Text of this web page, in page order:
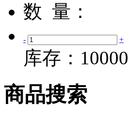
数 量：
- +
库存： 10000
商品搜索